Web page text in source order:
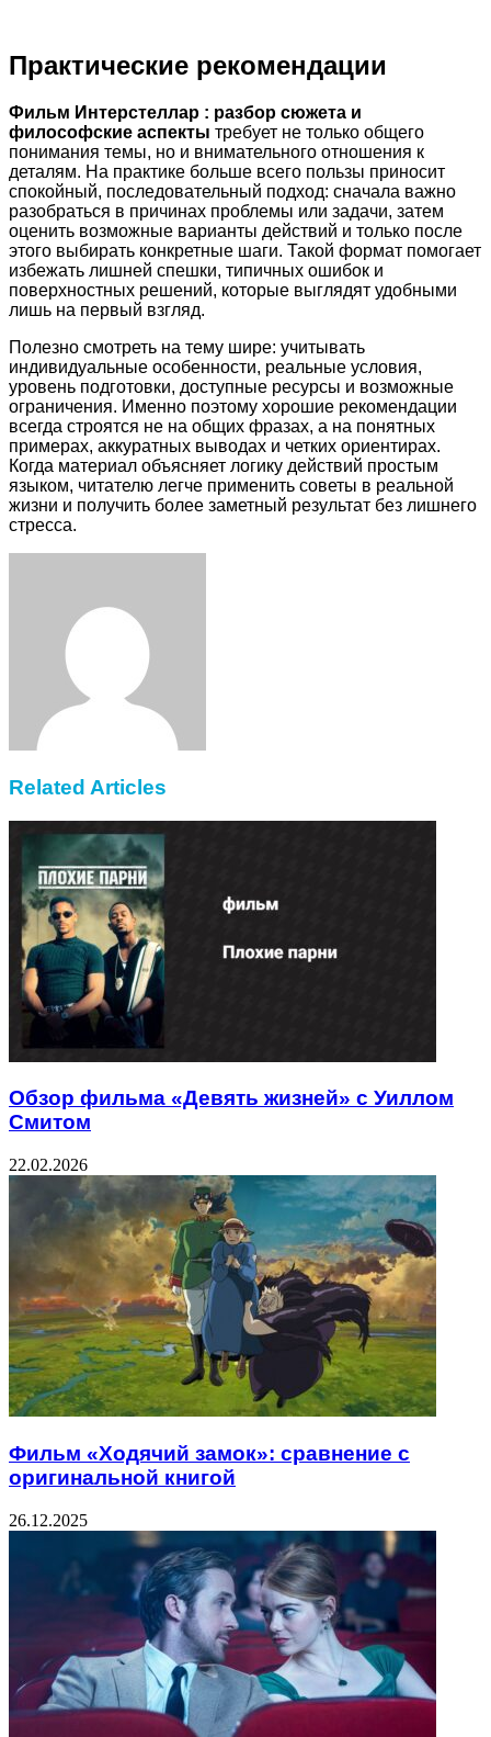
Практические рекомендации
Фильм Интерстеллар : разбор сюжета и
философские аспекты требует не только общего
понимания темы, но и внимательного отношения к
деталям. На практике больше всего пользы приносит
спокойный, последовательный подход: сначала важно
разобраться в причинах проблемы или задачи, затем
оценить возможные варианты действий и только после
этого выбирать конкретные шаги. Такой формат помогает
избежать лишней спешки, типичных ошибок и
поверхностных решений, которые выглядят удобными
лишь на первый взгляд.
Полезно смотреть на тему шире: учитывать
индивидуальные особенности, реальные условия,
уровень подготовки, доступные ресурсы и возможные
ограничения. Именно поэтому хорошие рекомендации
всегда строятся не на общих фразах, а на понятных
примерах, аккуратных выводах и четких ориентирах.
Когда материал объясняет логику действий простым
языком, читателю легче применить советы в реальной
жизни и получить более заметный результат без лишнего
стресса.
Related Articles
Обзор фильма «Девять жизней» с Уиллом
Смитом
22.02.2026
Фильм «Ходячий замок»: сравнение с
оригинальной книгой
26.12.2025